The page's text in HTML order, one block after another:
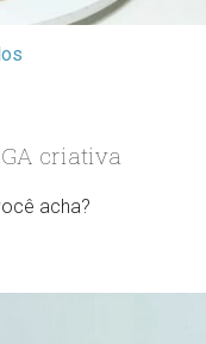
criativa
acha?